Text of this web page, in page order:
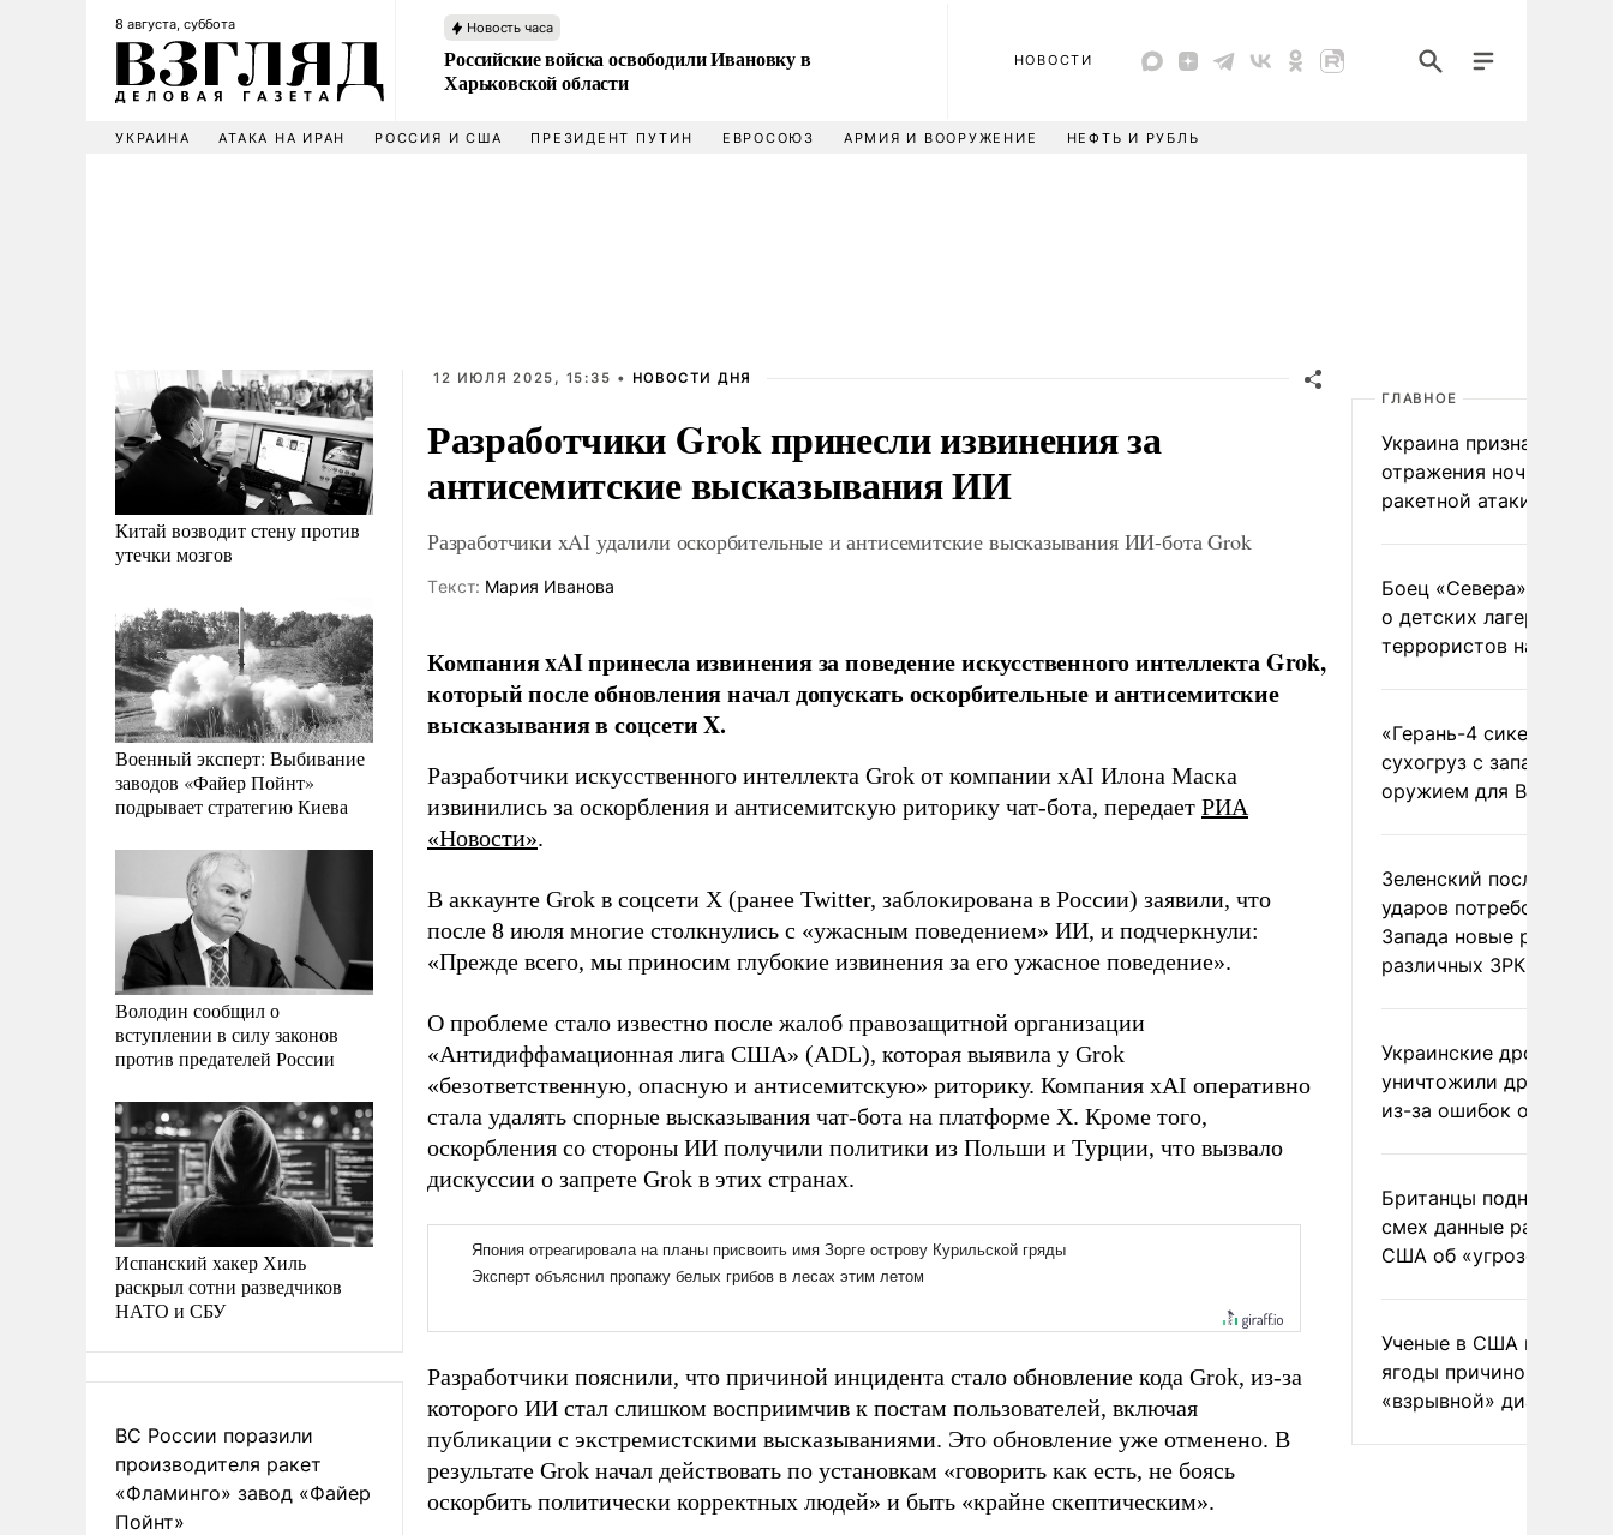
8 августа, суббота Новость часа
Российские войска освободили Ивановку в
Харьковской области
НОВОСТИ
УКРАИНА АТАКА НА ИРАН РОССИЯ И США ПРЕЗИДЕНТ ПУТИН ЕВРОСОЮЗ АРМИЯ И ВООРУЖЕНИЕ НЕФТЬ И РУБЛЬ
Китай возводит стену против
утечки мозгов
Военный эксперт: Выбивание
заводов «Файер Пойнт»
подрывает стратегию Киева
Володин сообщил о
вступлении в силу законов
против предателей России
Испанский хакер Хиль
раскрыл сотни разведчиков
НАТО и СБУ
ВС России поразили
производителя ракет
«Фламинго» завод «Файер
Пойнт»
12 ИЮЛЯ 2025, 15:35 • НОВОСТИ ДНЯ
Разработчики Grok принесли извинения за
антисемитские высказывания ИИ
Разработчики xAI удалили оскорбительные и антисемитские высказывания ИИ-бота Grok
Tекст: Мария Иванова
Компания xAI принесла извинения за поведение искусственного интеллекта Grok,
который после обновления начал допускать оскорбительные и антисемитские
высказывания в соцсети X.
Разработчики искусственного интеллекта Grok от компании xAI Илона Маска
извинились за оскорбления и антисемитскую риторику чат-бота, передает РИА
«Новости».
В аккаунте Grok в соцсети X (ранее Twitter, заблокирована в России) заявили, что
после 8 июля многие столкнулись с «ужасным поведением» ИИ, и подчеркнули:
«Прежде всего, мы приносим глубокие извинения за его ужасное поведение».
О проблеме стало известно после жалоб правозащитной организации
«Антидиффамационная лига США» (ADL), которая выявила у Grok
«безответственную, опасную и антисемитскую» риторику. Компания xAI оперативно
стала удалять спорные высказывания чат-бота на платформе X. Кроме того,
оскорбления со стороны ИИ получили политики из Польши и Турции, что вызвало
дискуссии о запрете Grok в этих странах.
Разработчики пояснили, что причиной инцидента стало обновление кода Grok, из-за
которого ИИ стал слишком восприимчив к постам пользователей, включая
публикации с экстремистскими высказываниями. Это обновление уже отменено. В
результате Grok начал действовать по установкам «говорить как есть, не боясь
оскорбить политически корректных людей» и быть «крайне скептическим».
ГЛАВНОЕ
Украина признала
отражения ночной
ракетной атаки
Боец «Севера»
о детских лагерях
террористов на
«Герань-4 сикер»
сухогруз с западным
оружием для ВСУ
Зеленский после
ударов потребовал у
Запада новые ракеты
различных ЗРК
Украинские дроны
уничтожили друг друга
из-за ошибок
Британцы подняли на
смех данные разведки
США об «угрозе
Ученые в США назвали
ягоды причиной
«взрывной» диареи